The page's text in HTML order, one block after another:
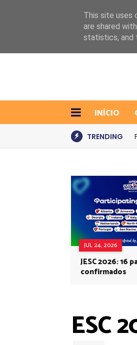
INÍCIO
TRENDING
JUL 24, 2026
JESC 2026: 16
confirmados
ESC
This site uses
are shared
statistics, and